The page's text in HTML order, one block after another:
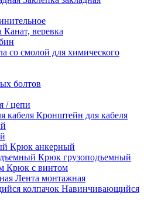
Канат, веревка
со смолой для химического
болтов
/ цепи
Кронштейн для кабеля
Крюк анкерный
Крюк грузоподъемный
Крюк с винтом
Лента монтажная
Навинчивающийся